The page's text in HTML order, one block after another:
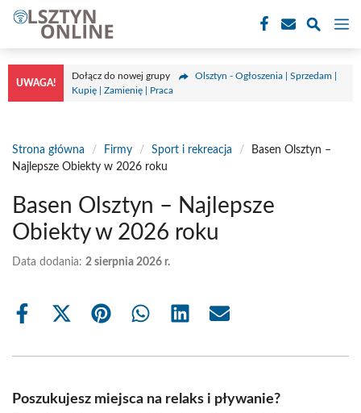
Przejdź
treści
UWAGA!
Dołącz do nowej grupy
Olsztyn - Ogłoszenia | Sprzedam |
Kupię | Zamienię | Praca
Strona główna / Firmy / Sport i rekreacja /
Basen Olsztyn –
Najlepsze Obiekty w 2026 roku
Basen Olsztyn – Najlepsze
Obiekty w 2026 roku
Data dodania: 2 sierpnia 2026 r.
Share
Share
(Twitter)
Share Share Share Share
Poszukujesz miejsca na relaks i pływanie?